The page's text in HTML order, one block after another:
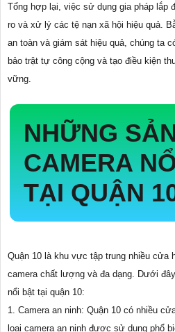
Tổng hợp lại, việc sử dụng gia pháp lắp
ro và xử lý các tệ nạn xã hội hiệu quả.
an toàn và giám sát hiệu quả, chúng ta
bảo trật tự công cộng và tạo điều kiện
vững.
NHỮNG
CAMERA
TẠI QUẬN
Quận 10 là khu vực tập trung nhiều cửa
camera chất lượng và đa dạng. Dưới
nổi bật tại quận 10:
1. Camera an ninh: Quận 10 có nhiều
loại camera an ninh được sử dụng phổ